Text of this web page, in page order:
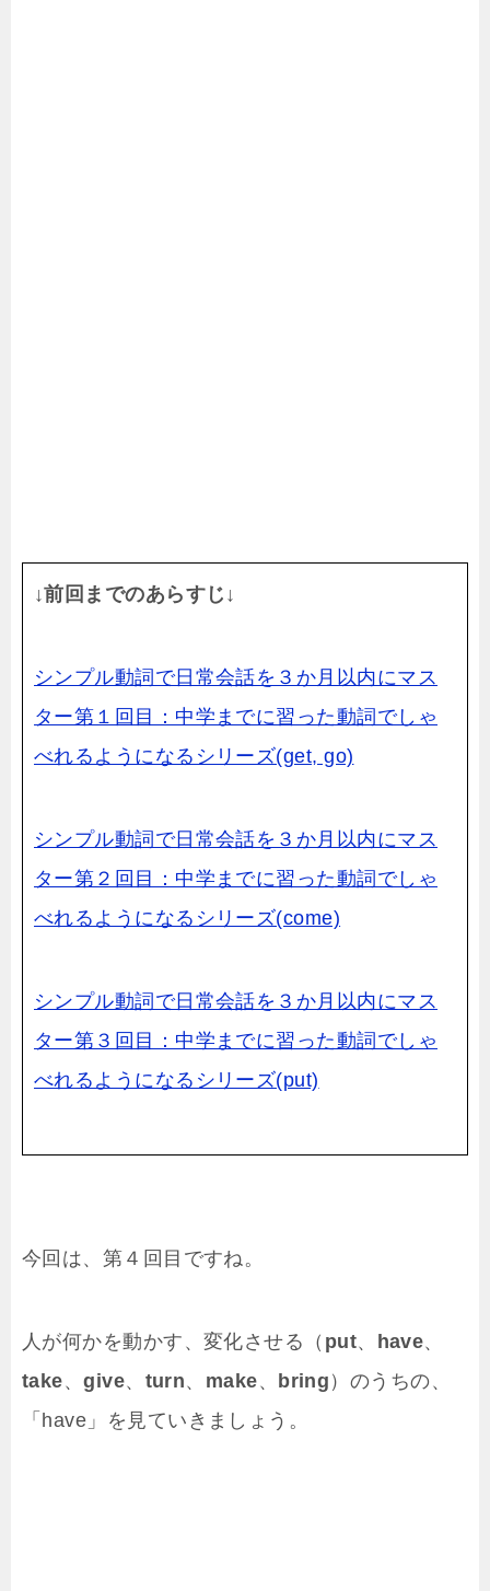
↓前回までのあらすじ↓
シンプル動詞で日常会話を３か月以内にマス
ター第１回目：中学までに習った動詞でしゃ
べれるようになるシリーズ(get, go)
シンプル動詞で日常会話を３か月以内にマス
ター第２回目：中学までに習った動詞でしゃ
べれるようになるシリーズ(come)
シンプル動詞で日常会話を３か月以内にマス
ター第３回目：中学までに習った動詞でしゃ
べれるようになるシリーズ(put)
今回は、第４回目ですね。
人が何かを動かす、変化させる（ put、 have、
take、give、 turn、 make、 bring ）のうちの、
「have」を見ていきましょう。